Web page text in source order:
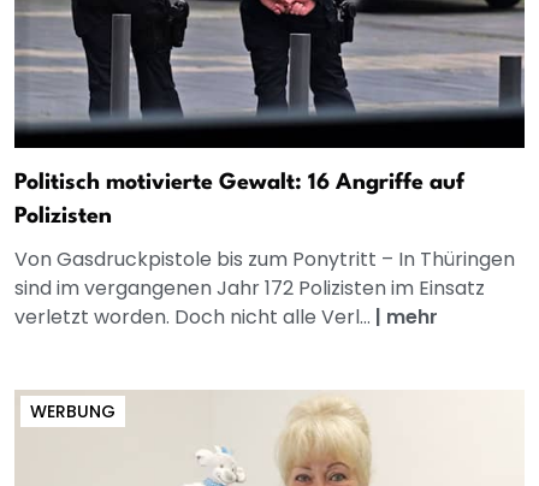
Politisch motivierte Gewalt: 16 Angriffe auf
Polizisten
Von Gasdruckpistole bis zum Ponytritt – In Thüringen
sind im vergangenen Jahr 172 Polizisten im Einsatz
verletzt worden. Doch nicht alle Verl... | mehr
WERBUNG